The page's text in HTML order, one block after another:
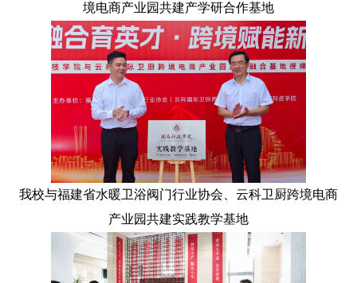
境电商产业园共建产学研合作基地
我校与福建省水暖卫浴阀门行业协会、云科卫厨跨境电商
产业园共建实践教学基地